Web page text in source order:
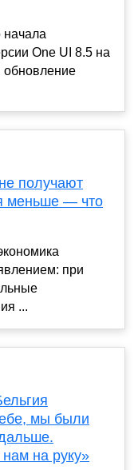
One UI 8.5 на
получают
меньше — что
при
...
мы были
на руку»